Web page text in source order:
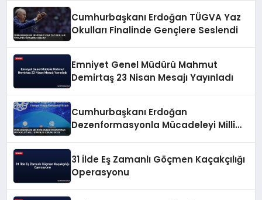
Cumhurbaşkanı Erdoğan TÜGVA Yaz
Okulları Finalinde Gençlere Seslendi
Emniyet Genel Müdürü Mahmut
Demirtaş 23 Nisan Mesajı Yayınladı
Cumhurbaşkanı Erdoğan
Dezenformasyonla Mücadeleyi Millî
31 İlde Eş Zamanlı Göçmen Kaçakçılığı
Operasyonu